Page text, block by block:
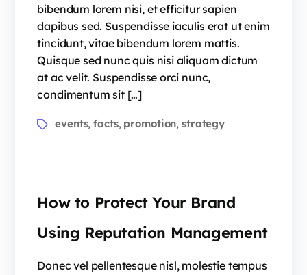
bibendum lorem nisi, et efficitur sapien
dapibus sed. Suspendisse iaculis erat ut enim
tincidunt, vitae bibendum lorem mattis.
Quisque sed nunc quis nisi aliquam dictum
at ac velit. Suspendisse orci nunc,
condimentum sit […]
events,facts, promotion,strategy
How to Protect Your Brand
Using Reputation Management
Donec vel pellentesque nisl, molestie tempus